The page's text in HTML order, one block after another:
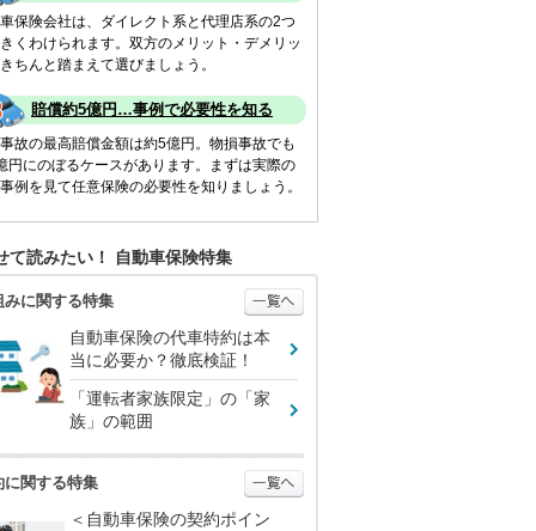
保険会社は、ダイレクト系と代理店系の2つ
くわけられます。双方のメリット・デメリッ
ちんと踏まえて選びましょう。
賠償約5億円…事例で必要性を知る
故の最高賠償金額は約5億円。物損事故でも
円にのぼるケースがあります。まずは実際の
例を見て任意保険の必要性を知りましょう。
て読みたい！ 自動車保険特集
みに関する特集
自動車保険の代車特約は本
当に必要か？徹底検証！
「運転者家族限定」の「家
族」の範囲
に関する特集
＜自動車保険の契約ポイン